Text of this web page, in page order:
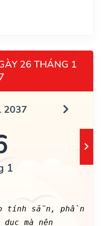
26 THÁNG 1
2037
1
tính sẵn, phần
mà nên